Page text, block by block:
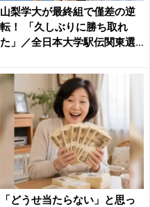
山梨学大が最終組で僅差の逆
転！ 「久しぶりに勝ち取れ
た」／全日本大学駅伝関東選
「どうせ当たらない」と思っ